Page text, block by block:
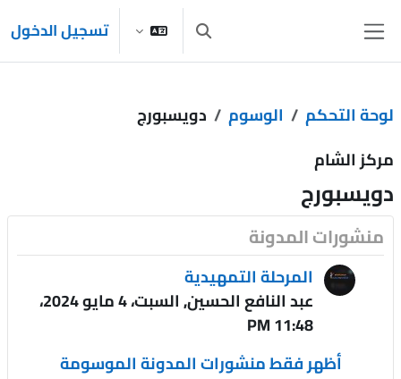
واجهة جانبية تبديل إدخال البحثتسجيل الدخول
لوحة التحكم الوسوم
دويسبورج
مركز الشام
دويسبورج
منشورات المدونة
المرحلة التمهيدية
عبد النافع الحسين, السبت، 4 مايو 2024،
11:48 PM
أظهر فقط منشورات المدونة الموسومة